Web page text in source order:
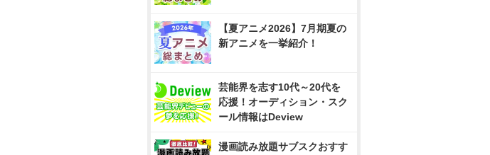
【夏アニメ2026】7月期夏の
新アニメを一挙紹介！
芸能界を志す10代～20代を
応援！オーディション・スク
ール情報はDeview
漫画読み放題サブスクおすす